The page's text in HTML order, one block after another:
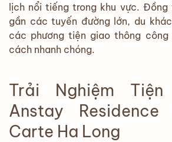
lịch nổi tiếng trong khu vực.
gần các tuyến đường lớn, du
các phương tiện giao thông
cách nhanh chóng.
Trải Nghiệm
Anstay
Carte Ha Long